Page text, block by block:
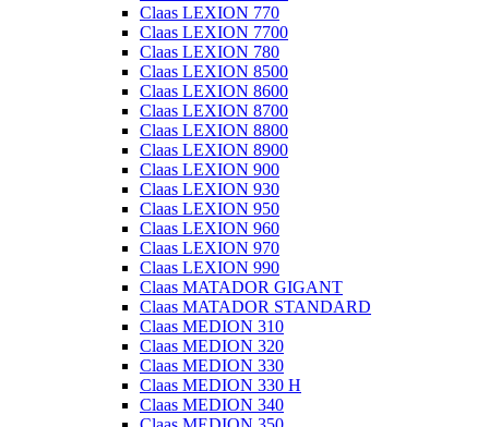
Claas LEXION 770
Claas LEXION 7700
Claas LEXION 780
Claas LEXION 8500
Claas LEXION 8600
Claas LEXION 8700
Claas LEXION 8800
Claas LEXION 8900
Claas LEXION 900
Claas LEXION 930
Claas LEXION 950
Claas LEXION 960
Claas LEXION 970
Claas LEXION 990
Claas MATADOR GIGANT
Claas MATADOR STANDARD
Claas MEDION 310
Claas MEDION 320
Claas MEDION 330
Claas MEDION 330 H
Claas MEDION 340